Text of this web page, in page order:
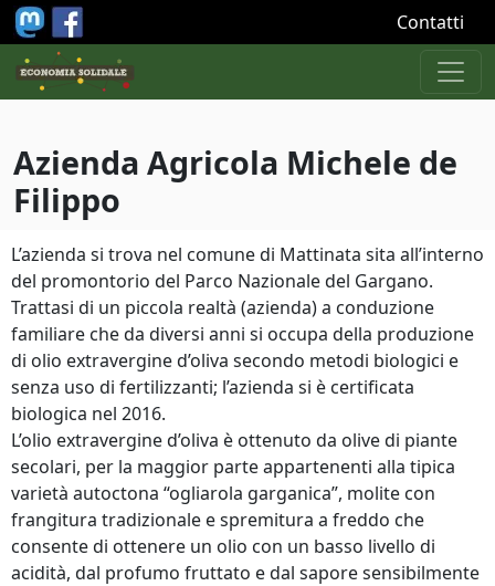
Salta al contenuto principale Contatti
Azienda Agricola Michele de
Filippo
L’azienda si trova nel comune di Mattinata sita all’interno
del promontorio del Parco Nazionale del Gargano.
Trattasi di un piccola realtà (azienda) a conduzione
familiare che da diversi anni si occupa della produzione
di olio extravergine d’oliva secondo metodi biologici e
senza uso di fertilizzanti; l’azienda si è certificata
biologica nel 2016.
L’olio extravergine d’oliva è ottenuto da olive di piante
secolari, per la maggior parte appartenenti alla tipica
varietà autoctona “ogliarola garganica”, molite con
frangitura tradizionale e spremitura a freddo che
consente di ottenere un olio con un basso livello di
acidità, dal profumo fruttato e dal sapore sensibilmente